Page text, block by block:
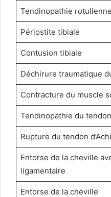
Tendinopathie rotulienne
Périostite tibiale
Contusion tibiale
Déchirure traumatique
Contracture du muscle
Tendinopathie du tendon
Rupture du tendon
Entorse de la cheville
ligamentaire
Entorse de la cheville